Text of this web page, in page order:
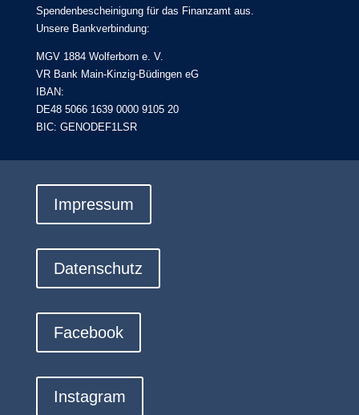
Spendenbescheinigung für das Finanzamt aus.
Unsere Bankverbindung:
MGV 1884 Wolferborn e. V.
VR Bank Main-Kinzig-Büdingen eG
IBAN:
DE48 5066 1639 0000 9105 20
BIC: GENODEF1LSR
Impressum
Datenschutz
Facebook
Instagram